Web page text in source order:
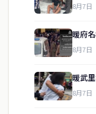
8月7日
暖府
8月7日
暖武
8月7日